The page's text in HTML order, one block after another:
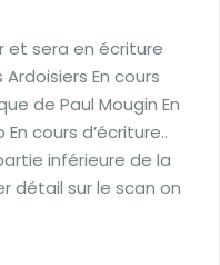
et sera en écriture
En cours
de Paul Mougin En
cours d’écriture..
inférieure de la
détail sur le scan on